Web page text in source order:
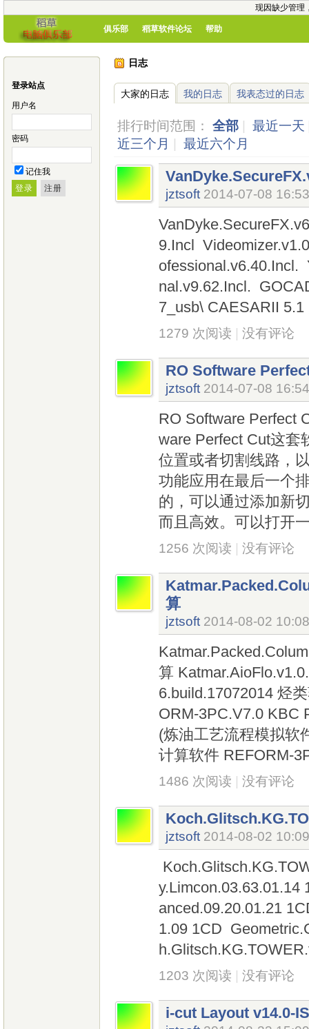
现因缺少管理
俱乐部 稻草软件论坛 帮助
登录站点
用户名
密码
记住我
日志
大家的日志 我的日志 我表态过的日志
排行时间范围： 全部 最近一天
近三个月
最近六个月
jztsoft 2014-07-08 16:53
9.Incl
ofessional.v6.40.Incl.
nal.v9.62.Incl.
7_usb\ CAESARII
1279 次阅读 没有评论
RO Software
jztsoft 2014-07-08 16:54
RO Software Perfect
ware Perfect Cut这套
位置或者切割线路，
功能应用在最后一个
的，可以通过添加新
而且高效。可以打开
1256 次阅读 没有评论
算
jztsoft 2014-08-02 10:08
算
6.build.17072014 烃
ORM-3PC.V7.0 KBC
(炼油工艺流程模拟软
计算软件 REFORM-
1486 次阅读 没有评论
jztsoft 2014-08-02 10:09
y.Limcon.03.63.01.14
anced.09.20.01.21
1.09 1CD
1203 次阅读 没有评论
i-cut Layout v14.0-